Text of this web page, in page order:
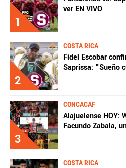
1
ver EN VIVO
2
COSTA RICA
Fidel Escobar
Saprissa: "Sueño
3
CONCACAF
Alajuelense HOY:
Facundo Zabala,
COSTA RICA